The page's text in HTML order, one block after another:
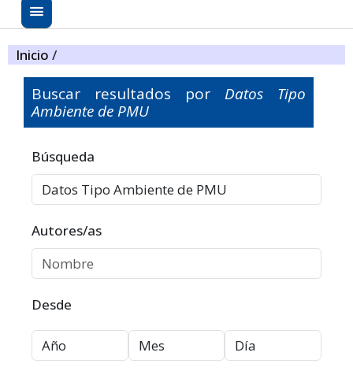
Inicio /
Buscar resultados por Datos Tipo
Ambiente de PMU
Filtros avanzados
Búsqueda
Autores/as
Desde